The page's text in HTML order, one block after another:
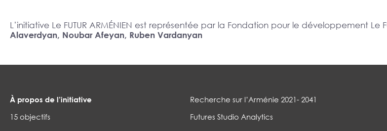
L’initiative Le FUTUR ARMÉNIEN est représentée par la Fondation pour le développement Le
Alaverdyan, Noubar Afeyan, Ruben Vardanyan
À propos de l’initiative
15 objectifs
Recherche sur l’Arménie 2021- 2041
Futures Studio Analytics